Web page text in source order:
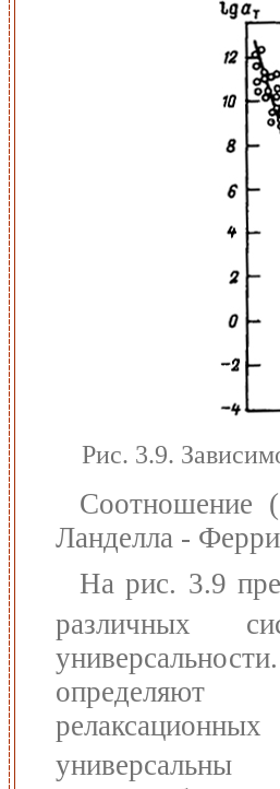
Рис. 3.9.
Соотношение
Ланделла -
На рис. 3.9
различных
определяют